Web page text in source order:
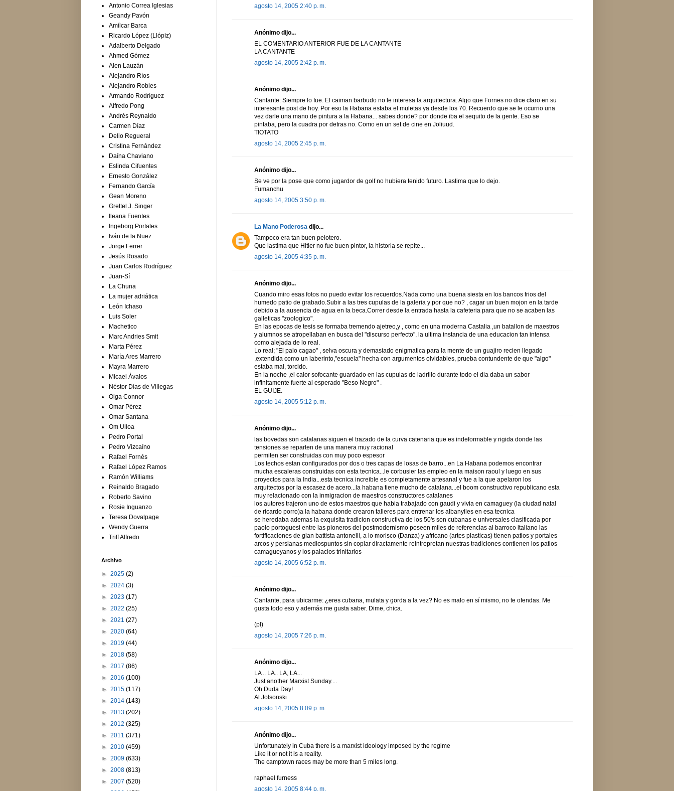
agosto 14, 2005 2:40 p. m.
Anónimo dijo...
EL COMENTARIO ANTERIOR FUE DE LA CANTANTE
LA CANTANTE
agosto 14, 2005 2:42 p. m.
Anónimo dijo...
Cantante: Siempre lo fue. El caiman barbudo no le interesa la arquitectura. Algo que Fornes no dice claro en su
interesante post de hoy. Por eso la Habana estaba el muletas ya desde los 70. Recuerdo que se le ocurrio una
vez darle una mano de pintura a la Habana... sabes donde? por donde iba el sequito de la gente. Eso se
pintaba, pero la cuadra por detras no. Como en un set de cine en Joliuud.
TIOTATO
agosto 14, 2005 2:45 p. m.
Anónimo dijo...
Se ve por la pose que como jugardor de golf no hubiera tenido futuro. Lastima que lo dejo.
Fumanchu
agosto 14, 2005 3:50 p. m.
La Mano Poderosa dijo...
Tampoco era tan buen pelotero.
Que lastima que Hitler no fue buen pintor, la historia se repite...
agosto 14, 2005 4:35 p. m.
Anónimo dijo...
Cuando miro esas fotos no puedo evitar los recuerdos.Nada como una buena siesta en los bancos frios del
humedo patio de grabado.Subir a las tres cupulas de la galeria y por que no? , cagar un buen mojon en la tarde
debido a la ausencia de agua en la beca.Correr desde la entrada hasta la cafeteria para que no se acaben las
galleticas "zoologico".
En las epocas de tesis se formaba tremendo ajetreo,y , como en una moderna Castalia ,un batallon de maestros
y alumnos se atropellaban en busca del "discurso perfecto", la ultima instancia de una educacion tan intensa
como alejada de lo real.
Lo real; "El palo cagao" , selva oscura y demasiado enigmatica para la mente de un guajiro recien llegado
,extendida como un laberinto,"escuela" hecha con argumentos olvidables, prueba contundente de que "algo"
estaba mal, torcido.
En la noche ,el calor sofocante guardado en las cupulas de ladrillo durante todo el dia daba un sabor
infinitamente fuerte al esperado "Beso Negro" .
EL GUIJE.
agosto 14, 2005 5:12 p. m.
Anónimo dijo...
las bovedas son catalanas siguen el trazado de la curva catenaria que es indeformable y rigida donde las
tensiones se reparten de una manera muy racional
permiten ser construidas con muy poco espesor
Los techos estan configurados por dos o tres capas de losas de barro...en La Habana podemos encontrar
mucha escaleras construidas con esta tecnica...le corbusier las empleo en la maison raoul y luego en sus
proyectos para la India...esta tecnica increible es completamente artesanal y fue a la que apelaron los
arquitectos por la escasez de acero...la habana tiene mucho de catalana...el boom constructivo republicano esta
muy relacionado con la inmigracion de maestros constructores catalanes
los autores trajeron uno de estos maestros que habia trabajado con gaudi y vivia en camaguey (la ciudad natal
de ricardo porro)a la habana donde crearon talleres para entrenar los albanyiles en esa tecnica
se heredaba ademas la exquisita tradicion constructiva de los 50's son cubanas e universales clasificada por
paolo portoguesi entre las pioneros del postmodernismo poseen miles de referencias al barroco italiano las
fortificaciones de gian battista antonelli, a lo morisco (Danza) y africano (artes plasticas) tienen patios y portales
arcos y persianas mediospuntos sin copiar diractamente reintrepretan nuestras tradiciones contienen los patios
camagueyanos y los palacios trinitarios
agosto 14, 2005 6:52 p. m.
Anónimo dijo...
Cantante, para ubicarme: ¿eres cubana, mulata y gorda a la vez? No es malo en sí mismo, no te ofendas. Me
gusta todo eso y además me gusta saber. Dime, chica.
(pl)
agosto 14, 2005 7:26 p. m.
Anónimo dijo...
LA .. LA.. LA, LA...
Just another Marxist Sunday....
Oh Duda Day!
Al Jolsonski
agosto 14, 2005 8:09 p. m.
Anónimo dijo...
Unfortunately in Cuba there is a marxist ideology imposed by the regime
Like it or not it is a reality.
The camptown races may be more than 5 miles long.
raphael furness
agosto 14, 2005 8:44 p. m.
Antonio Correa Iglesias
Geandy Pavón
Amílcar Barca
Ricardo López (Llópiz)
Adalberto Delgado
Ahmed Gómez
Alen Lauzán
Alejandro Ríos
Alejandro Robles
Armando Rodríguez
Alfredo Pong
Andrés Reynaldo
Carmen Díaz
Delio Regueral
Cristina Fernández
Daína Chaviano
Eslinda Cifuentes
Ernesto González
Fernando García
Gean Moreno
Grettel J. Singer
Ileana Fuentes
Ingeborg Portales
Iván de la Nuez
Jorge Ferrer
Jesús Rosado
Juan Carlos Rodríguez
Juan-Sí
La Chuna
La mujer adriática
León Ichaso
Luis Soler
Machetico
Marc Andries Smit
Marta Pérez
María Ares Marrero
Mayra Marrero
Micael Ávalos
Néstor Días de Villegas
Olga Connor
Omar Pérez
Omar Santana
Om Ulloa
Pedro Portal
Pedro Vizcaíno
Rafael Fornés
Rafael López Ramos
Ramón Williams
Reinaldo Bragado
Roberto Savino
Rosie Inguanzo
Teresa Dovalpage
Wendy Guerra
Triff Alfredo
Archivo
► 2025 (2)
► 2024 (3)
► 2023 (17)
► 2022 (25)
► 2021 (27)
► 2020 (64)
► 2019 (44)
► 2018 (58)
► 2017 (86)
► 2016 (100)
► 2015 (117)
► 2014 (143)
► 2013 (202)
► 2012 (325)
► 2011 (371)
► 2010 (459)
► 2009 (633)
► 2008 (813)
► 2007 (520)